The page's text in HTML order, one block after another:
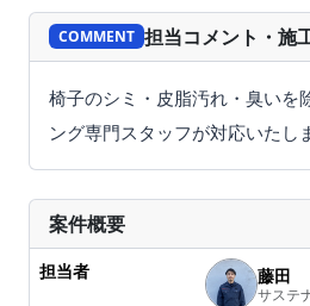
BEFORE
COMMENT 担当コメント・施
椅子のシミ・皮脂汚れ・臭いを
ング専門スタッフが対応いたし
案件概要
担当者 藤田
サステ